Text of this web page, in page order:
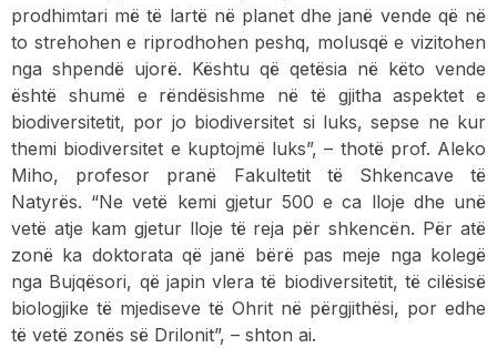
prodhimtari më të lartë në planet dhe janë vende që në
to strehohen e riprodhohen peshq, molusqë e vizitohen
nga shpendë ujorë. Kështu që qetësia në këto vende
është shumë e rëndësishme në të gjitha aspektet e
biodiversitetit, por jo biodiversitet si luks, sepse ne kur
themi biodiversitet e kuptojmë luks”, – thotë prof. Aleko
Miho, profesor pranë Fakultetit të Shkencave të
Natyrës. “Ne vetë kemi gjetur 500 e ca lloje dhe unë
vetë atje kam gjetur lloje të reja për shkencën. Për atë
zonë ka doktorata që janë bërë pas meje nga kolegë
nga Bujqësori, që japin vlera të biodiversitetit, të cilësisë
biologjike të mjediseve të Ohrit në përgjithësi, por edhe
të vetë zonës së Drilonit”, – shton ai.